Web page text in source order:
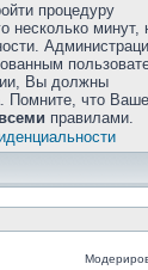
процедуру
несколько минут,
Вы должны
Помните, что Ваше
всеми правилами.